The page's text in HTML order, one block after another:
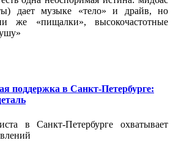
дает музыке «тело» и драйв, но
же «пищалки», высокочастотные
поддержка в Санкт-Петербурге:
в Санкт-Петербурге охватывает